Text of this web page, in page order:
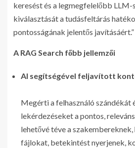
keresést és a legmegfelelőbb
kiválasztását a tudásfeltárás
pontosságának jelentős javításáért.”
A RAG Search főbb jellemzői
AI segítségével feljavított
Megérti a felhasználó szándékát
lekérdezéseket a pontos,
lehetővé téve a
fájlokat, betekintést nyerjenek,